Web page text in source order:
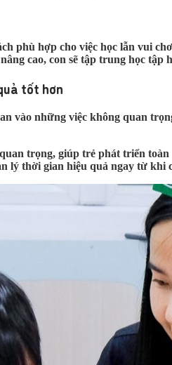
phù hợp cho việc học lẫn vui
cao, con sẽ tập trung học tập
tốt hơn
vào những việc không quan
trọng, giúp trẻ phát triển
lý thời gian hiệu quả ngay từ khi